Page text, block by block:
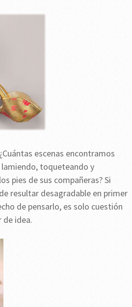
escenas encontramos
toqueteando y
pies de sus compañeras? Si
resultar desagradable en primer
de pensarlo, es solo cuestión
de idea.